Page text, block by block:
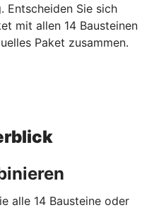
Entscheiden Sie sich
mit allen 14 Bausteinen
Paket zusammen.
alle 14 Bausteine oder